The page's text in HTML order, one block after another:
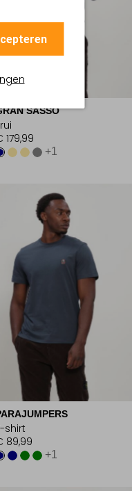
SASSO
179,99
+1
shirt
89,99
+1